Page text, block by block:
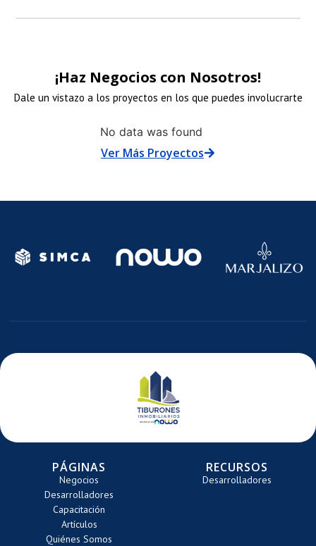
¡Haz Negocios con Nosotros!
Dale un vistazo a los proyectos en los que puedes involucrarte
No data was found
Ver Más Proyectos
ENLACE
DE
IMAGEN
CARRETE
ENLACE
DE
DE
PÁGINAS
Negocios
Desarrolladores
Capacitación
Artículos
Quiénes Somos
RECURSOS
Desarrolladores